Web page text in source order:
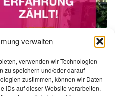
verwalten
verwenden wir Technologien
zu speichern und/oder darauf
zustimmen, können wir Daten
IDs auf dieser Website verarbeiten.